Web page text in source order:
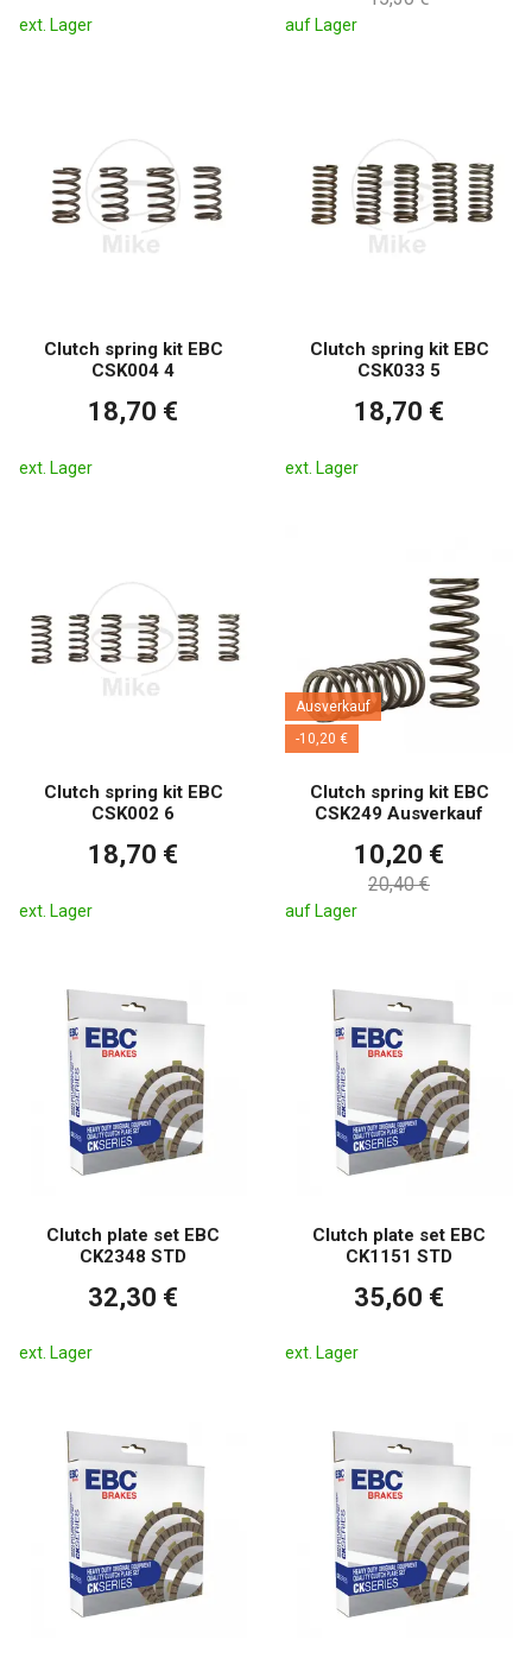
ext. Lager auf Lager
Clutch spring kit EBC
CSK004 4
18,70 €
ext. Lager
Clutch spring kit EBC
CSK033 5
18,70 €
ext. Lager
Clutch spring kit EBC
CSK002 6
18,70 €
ext. Lager
Ausverkauf
-10,20 €
Clutch spring kit EBC
CSK249 Ausverkauf
10,20 €
20,40 €
auf Lager
Clutch plate set EBC
CK2348 STD
32,30 €
ext. Lager
Clutch plate set EBC
CK1151 STD
35,60 €
ext. Lager